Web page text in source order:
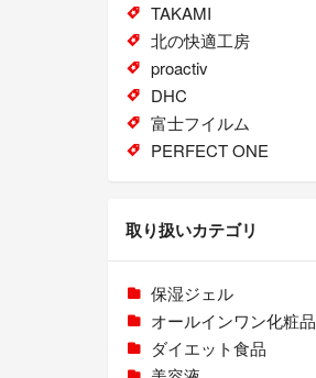
TAKAMI
北の快適工房
proactiv
DHC
富士フイルム
PERFECT ONE
取り扱いカテゴリ
保湿ジェル
オールインワン化粧品
ダイエット食品